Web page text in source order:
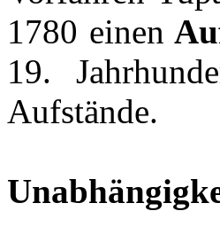
1780 einen
19.
Aufstände.